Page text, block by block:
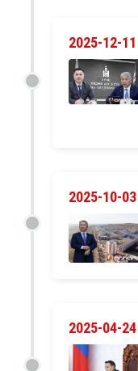
2025-12-11
2025-10-03
2025-04-24